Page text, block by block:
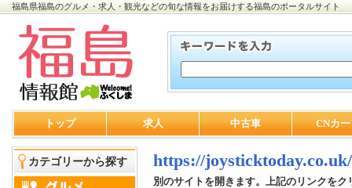
福島県福島のグルメ・求人・観光などの旬な情報をお届けする福島のポータルサイト
トップ 求人 中古車 CNカ
カテゴリーから探す https://joysticktoday.co.uk/
別のサイトを開きます。上記のリンクをク